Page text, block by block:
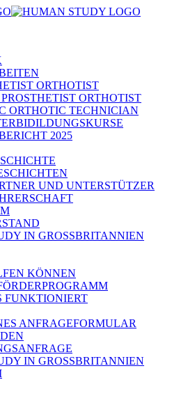
ORTHOTIST
ORTHOTIST
ORTHOTIC TECHNICIAN
2025
UND UNTERSTÜTZER
IN GROSSBRITANNIEN
KÖNNEN
FUNKTIONIERT
ANFRAGEFORMULAR
IN GROSSBRITANNIEN